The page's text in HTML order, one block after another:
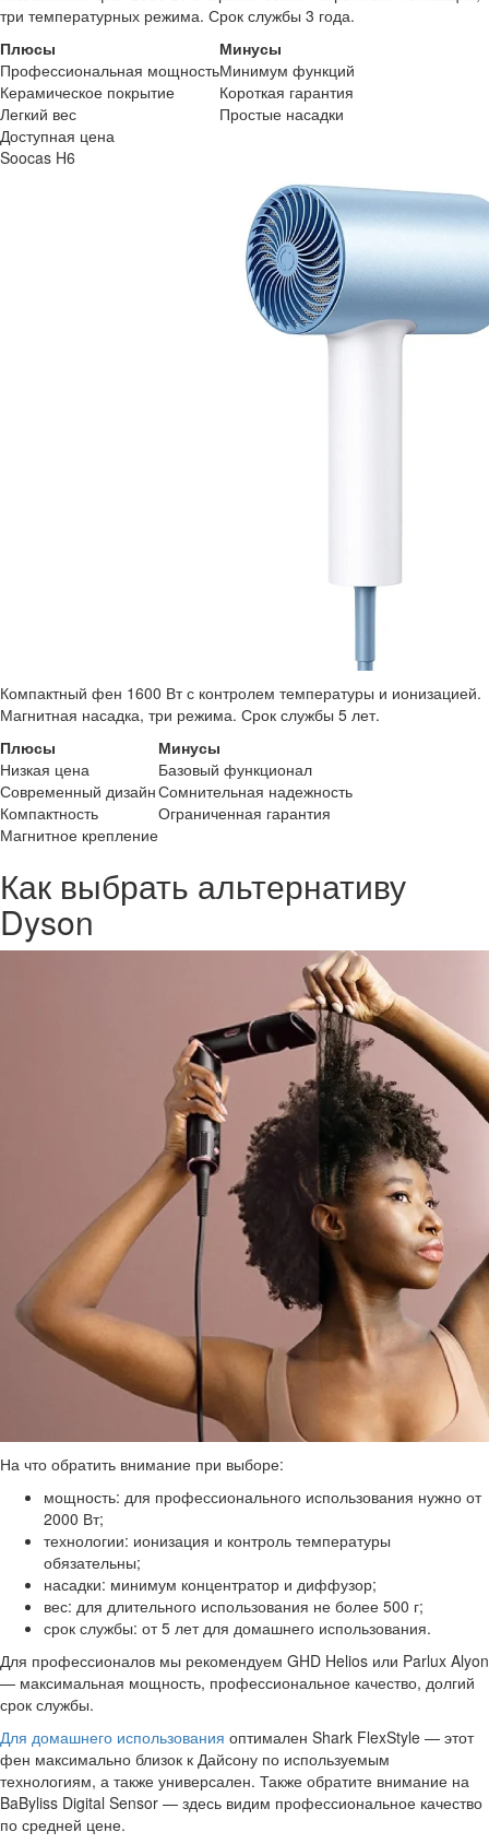
три температурных режима. Срок службы 3 года.
Плюсы
Минусы
Профессиональная мощностьМинимум функций
Керамическое покрытие
Короткая гарантия
Легкий вес
Простые насадки
Доступная цена
Soocas H6
Компактный фен 1600 Вт с контролем температуры и ионизацией.
Магнитная насадка, три режима. Срок службы 5 лет.
Плюсы
Минусы
Низкая цена
Базовый функционал
Современный дизайнСомнительная надежность
Компактность
Ограниченная гарантия
Магнитное крепление
Как выбрать альтернативу
Dyson
На что обратить внимание при выборе:
мощность: для профессионального использования нужно от
2000 Вт;
технологии: ионизация и контроль температуры
обязательны;
насадки: минимум концентратор и диффузор;
вес: для длительного использования не более 500 г;
срок службы: от 5 лет для домашнего использования.
Для профессионалов мы рекомендуем GHD Helios или Parlux Alyon
— максимальная мощность, профессиональное качество, долгий
срок службы.
Для домашнего использования оптимален Shark FlexStyle — этот
фен максимально близок к Дайсону по используемым
технологиям, а также универсален. Также обратите внимание на
BaByliss Digital Sensor — здесь видим профессиональное качество
по средней цене.